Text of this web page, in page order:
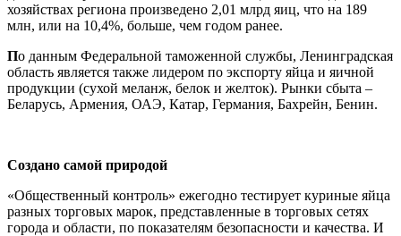
хозяйствах региона произведено 2,01 млрд яиц, что на 189
млн, или на 10,4%, больше, чем годом ранее.
По данным Федеральной таможенной службы, Ленинградская
область является также лидером по экспорту яйца и яичной
продукции (сухой меланж, белок и желток). Рынки сбыта –
Беларусь, Армения, ОАЭ, Катар, Германия, Бахрейн, Бенин.
Создано самой природой
«Общественный контроль» ежегодно тестирует куриные яйца
разных торговых марок, представленные в торговых сетях
города и области, по показателям безопасности и качества. И